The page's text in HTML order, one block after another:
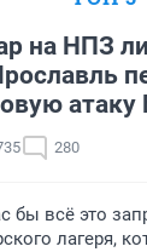
на НПЗ
280
бы всё это
лагеря,